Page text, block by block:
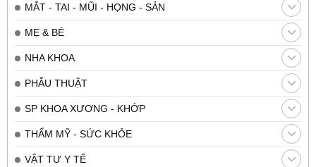
MẮT - TAI - MŨI - HỌNG - SẢN
MẸ & BÉ
NHA KHOA
PHẪU THUẬT
SP KHOA XƯƠNG - KHỚP
THẨM MỸ - SỨC KHỎE
VẬT TƯ Y TẾ